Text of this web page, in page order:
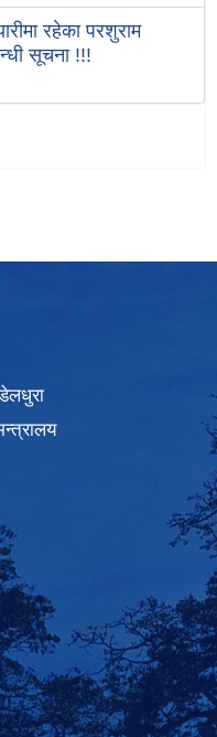
रहेका परशुराम
सूचना !!!